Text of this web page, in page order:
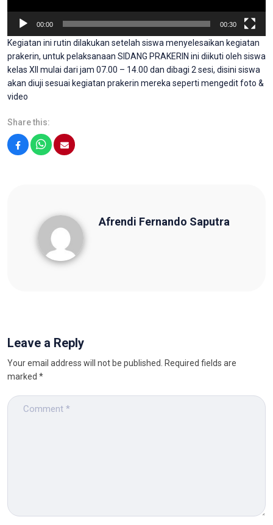
00:00 00:30
Kegiatan ini rutin dilakukan setelah siswa menyelesaikan kegiatan
prakerin, untuk pelaksanaan SIDANG PRAKERIN ini diikuti oleh siswa
kelas XII mulai dari jam 07.00 – 14.00 dan dibagi 2 sesi, disini siswa
akan diuji sesuai kegiatan prakerin mereka seperti mengedit foto &
video
Share this:
Afrendi Fernando Saputra
Leave a Reply
Your email address will not be published.
Required fields are
marked *